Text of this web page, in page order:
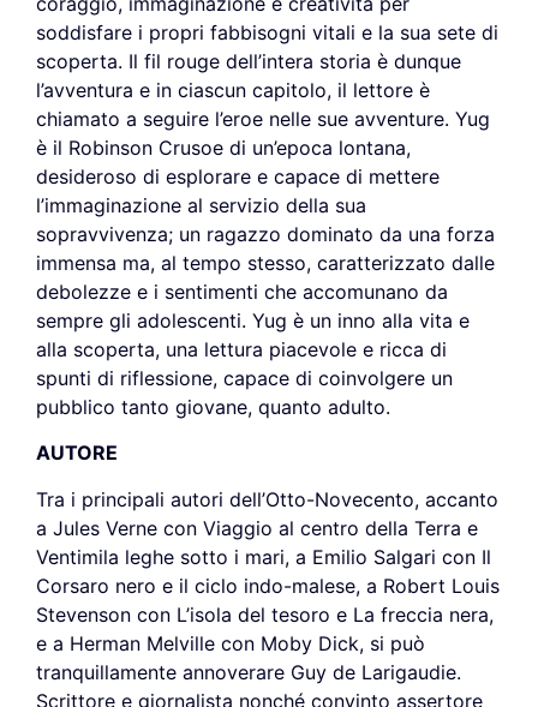
soddisfare i propri fabbisogni vitali e la sua sete di
scoperta. Il fil rouge dell’intera storia è dunque
l’avventura e in ciascun capitolo, il lettore è
chiamato a seguire l’eroe nelle sue avventure. Yug
è il Robinson Crusoe di un’epoca lontana,
desideroso di esplorare e capace di mettere
l’immaginazione al servizio della sua
sopravvivenza; un ragazzo dominato da una forza
immensa ma, al tempo stesso, caratterizzato dalle
debolezze e i sentimenti che accomunano da
sempre gli adolescenti. Yug è un inno alla vita e
alla scoperta, una lettura piacevole e ricca di
spunti di riflessione, capace di coinvolgere un
pubblico tanto giovane, quanto adulto.
AUTORE
Tra i principali autori dell’Otto-Novecento, accanto
a Jules Verne con Viaggio al centro della Terra e
Ventimila leghe sotto i mari, a Emilio Salgari con Il
Corsaro nero e il ciclo indo-malese, a Robert Louis
Stevenson con L’isola del tesoro e La freccia nera,
e a Herman Melville con Moby Dick, si può
tranquillamente annoverare Guy de Larigaudie.
Scrittore e giornalista nonché convinto assertore